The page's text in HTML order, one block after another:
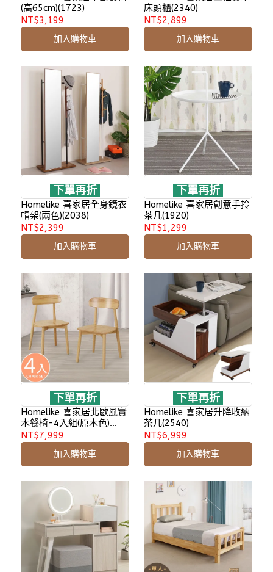
(高65cm)(1723)
NT$3,199
加入購物車
床頭櫃(2340)
NT$2,899
加入購物車
下單再折
Homelike 喜家居全身鏡衣
帽架(兩色)(2038)
NT$2,399
加入購物車
下單再折
Homelike 喜家居創意手拎
茶几(1920)
NT$1,299
加入購物車
下單再折
Homelike 喜家居北歐風實
木餐椅-4入組(原木色)
(2419)
NT$7,999
加入購物車
下單再折
Homelike 喜家居升降收納
茶几(2540)
NT$6,999
加入購物車